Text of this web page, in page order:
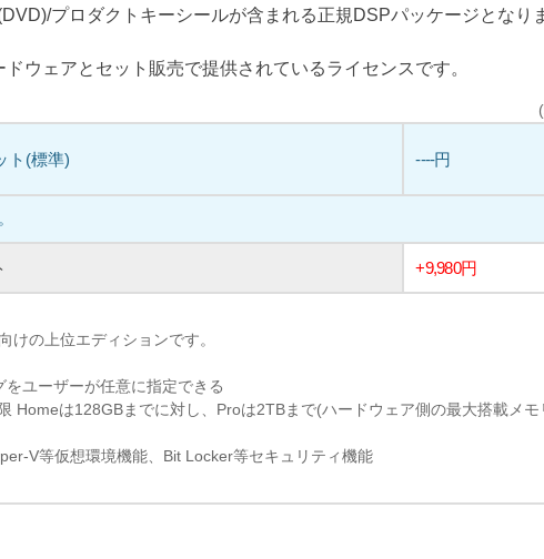
プロダクトキーシールが含まれる正規DSPパッケージとなり
ウェアとセット販売で提供されているライセンスです。
ト(標準) ----円
+9,980円
けの上位エディションです。
をユーザーが任意に指定できる
Homeは128GBまでに対し、Proは2TBまで(ハードウェア側の最大搭載メモ
V等仮想環境機能、Bit Locker等セキュリティ機能